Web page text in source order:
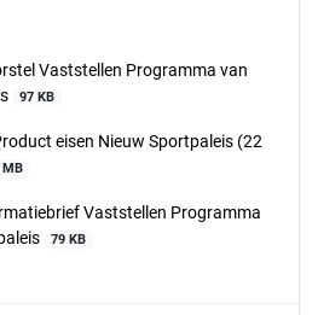
Vaststellen Programma van
97 KB
eisen Nieuw Sportpaleis (22
MB
Vaststellen Programma
79 KB